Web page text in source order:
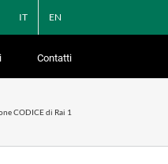
IT EN
Contatti
CODICE di Rai 1